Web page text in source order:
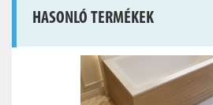
HASONLÓ TERMÉKEK